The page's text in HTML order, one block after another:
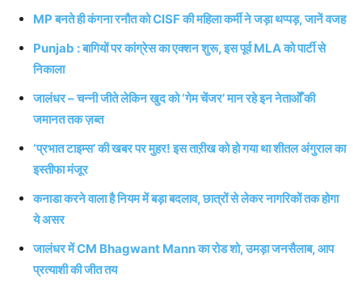
MP बनते ही कंगना रनौत को CISF की महिला कर्मी ने जड़ा थप्पड़, जानें वजह
Punjab : बागियों पर कांग्रेस का एक्शन शुरू, इस पूर्व MLA को पार्टी से
निकाला
जालंधर – चन्नी जीते लेकिन खुद को ‘गेम चेंजर’ मान रहे इन नेताओँ की
जमानत तक ज़ब्त
‘प्रभात टाइम्स’ की खबर पर मुहर! इस ताऱीख को हो गया था शीतल अंगुराल का
इस्तीफा मंजूर
कनाडा करने वाला है नियम में बड़ा बदलाव, छात्रों से लेकर नागरिकों तक होगा
ये असर
जालंधर में CM Bhagwant Mann का रोड शो, उमड़ा जनसैलाब, आप
प्रत्याशी की जीत तय